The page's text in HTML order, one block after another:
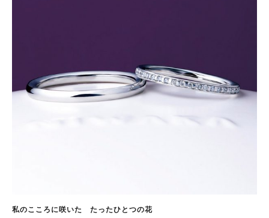
私のこころに咲いた たったひとつの花